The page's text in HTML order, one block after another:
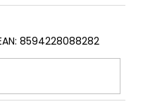
8594228088282